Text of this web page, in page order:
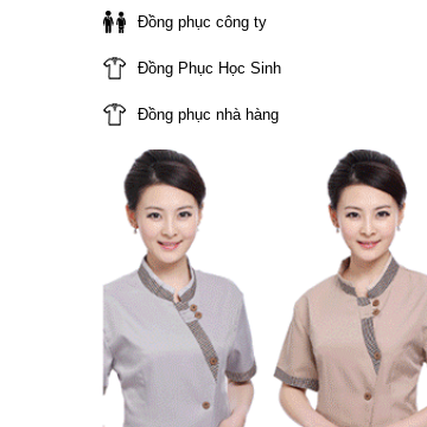
Đồng phục công ty
Đồng Phục Học Sinh
Đồng phục nhà hàng